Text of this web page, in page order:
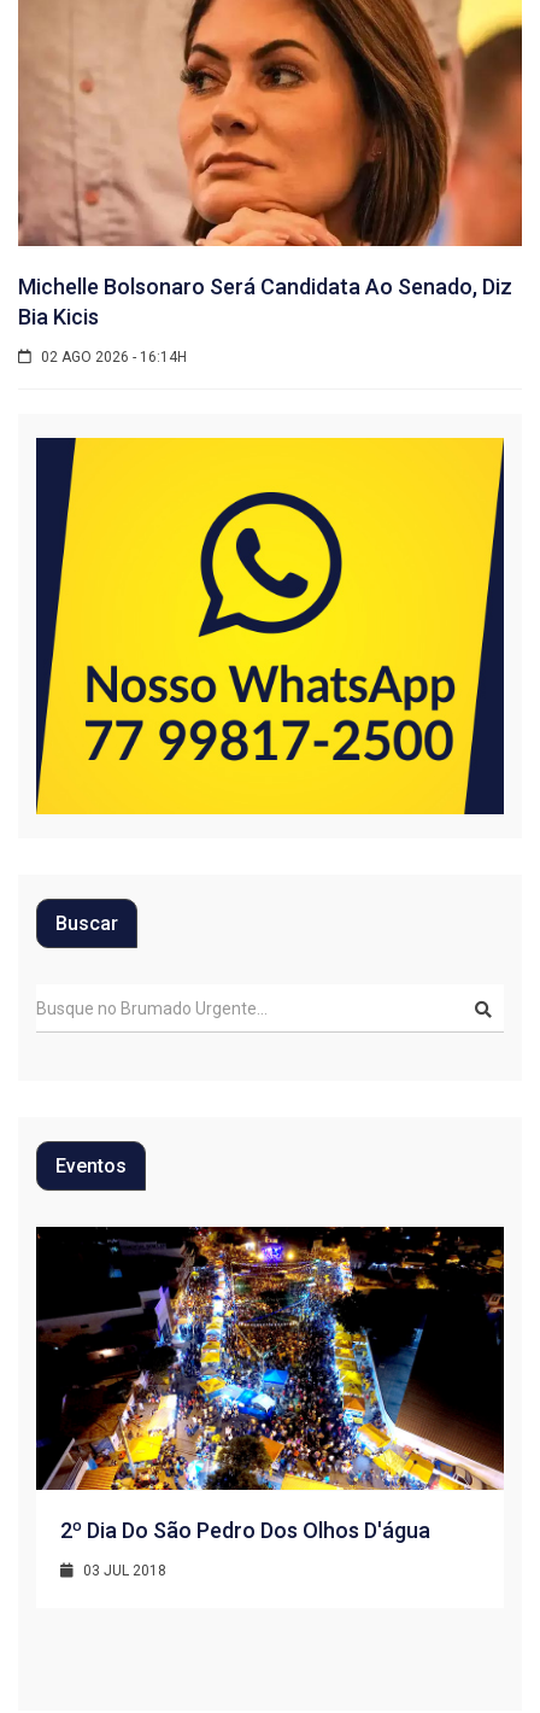
Michelle Bolsonaro Será Candidata Ao Senado, Diz
Bia Kicis
02 AGO 2026 - 16:14H
Buscar
Eventos
2º Dia Do São Pedro Dos Olhos D'água
03 JUL 2018